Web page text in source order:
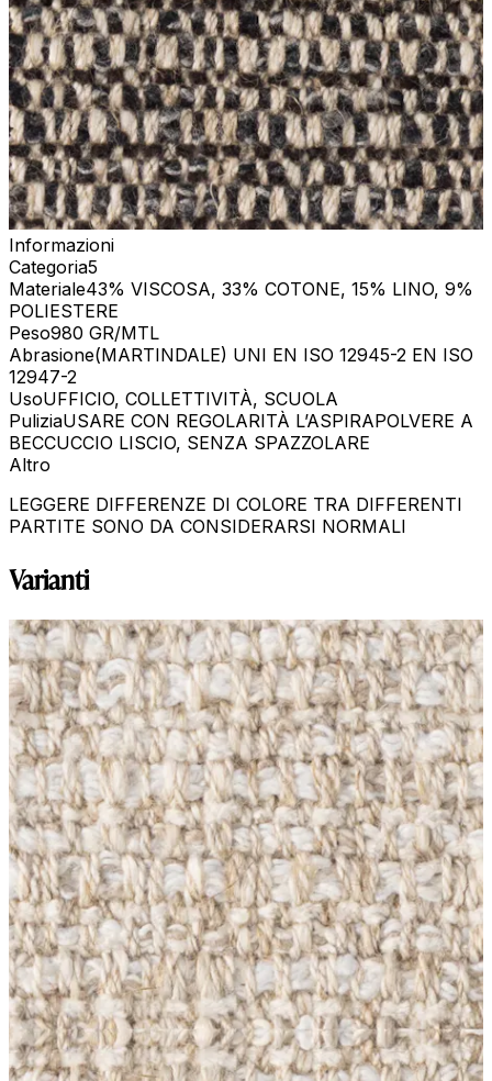
Informazioni
Categoria5
Materiale43% VISCOSA, 33% COTONE, 15% LINO, 9%
POLIESTERE
Peso980 GR/MTL
Abrasione(MARTINDALE) UNI EN ISO 12945-2 EN ISO
12947-2
UsoUFFICIO, COLLETTIVITÀ, SCUOLA
PuliziaUSARE CON REGOLARITÀ L’ASPIRAPOLVERE A
BECCUCCIO LISCIO, SENZA SPAZZOLARE
Altro
LEGGERE DIFFERENZE DI COLORE TRA DIFFERENTI
PARTITE SONO DA CONSIDERARSI NORMALI
Varianti